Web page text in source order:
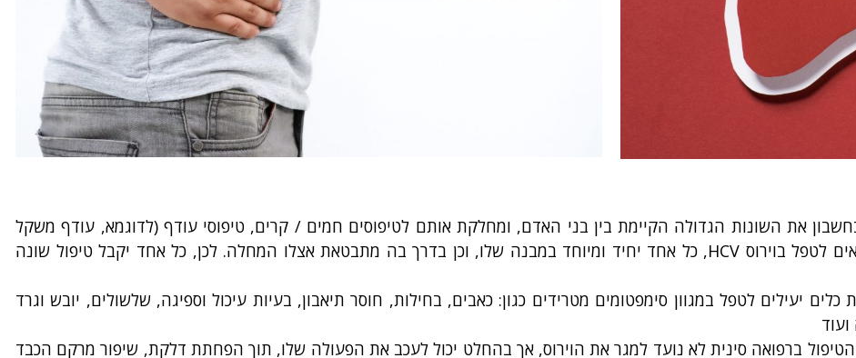
את השונות הגדולה הקיימת בין בני האדם, ומחלקת אותם לטיפוסים חמים / קרים, טיפוסי עודף (לדוגמא, עודף משקל
גדול) / חוסר, ועוד. כך, למרות ש- 10 אנשים באים לטפל בוירוס HCV, כל אחד יחיד ומיוחד במבנה שלו, וכן בדרך בה מתבטאת אצלו המחלה. לכן, כל אחד יקבל טיפול שונה
כלים יעילים לטפל במגוון סימפטומים מטרידים כגון: כאבים, בחילות, חוסר תיאבון, בעיות עיכול וספיגה, שלשולים, יובש וגרד
ברפואה סינית לא נועד למגר את הוירוס, אך בהחלט יכול לעכב את הפעולה שלו, תוך הפחתת דלקת, שיפור מרקם הכבד